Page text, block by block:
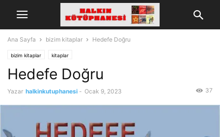
Ana Sayfa bizim kitaplar Hedefe Doğru
bizim kitaplar kitaplar
Hedefe Doğru
Yazar halkinkutuphanesi - Ocak 9, 2023 37